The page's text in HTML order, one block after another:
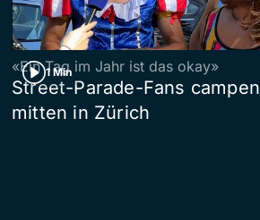
1 Min
«Ein Tag im Jahr ist das okay»
Street-Parade-Fans campen
mitten in Zürich